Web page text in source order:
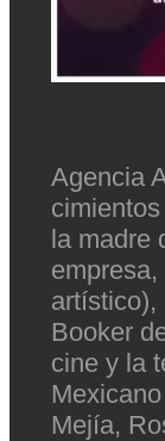
Agencia
la madre
artístico),
Booker
cine y la
Mejía,